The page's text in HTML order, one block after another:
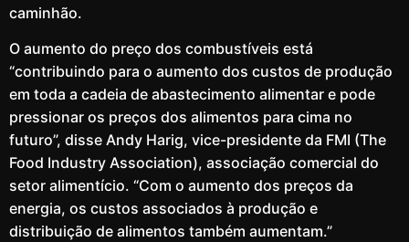
caminhão.
O aumento do preço dos combustíveis está
“contribuindo para o aumento dos custos de produção
em toda a cadeia de abastecimento alimentar e pode
pressionar os preços dos alimentos para cima no
futuro”, disse Andy Harig, vice-presidente da FMI (The
Food Industry Association), associação comercial do
setor alimentício. “Com o aumento dos preços da
energia, os custos associados à produção e
distribuição de alimentos também aumentam.”